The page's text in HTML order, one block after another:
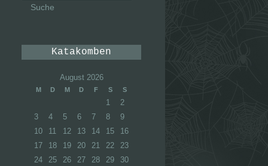
nach:
Katakomben
August 2026
M D M D F S S
1
2
3
4 5 6 7 8
9
10
11 12 13 14 15
16
17
18 19 20 21 22
23
24
25 26 27 28 29
30